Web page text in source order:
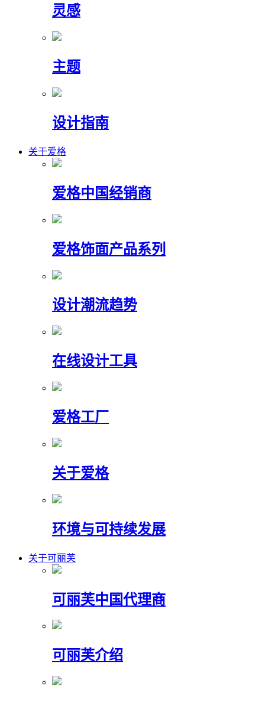
灵感
主题
设计指南
关于爱格
爱格中国经销商
爱格饰面产品系列
设计潮流趋势
在线设计工具
爱格工厂
关于爱格
环境与可持续发展
关于可丽芙
可丽芙中国代理商
可丽芙介绍